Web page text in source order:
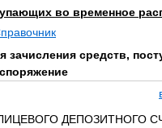
во временное
зачисления средств,
ДЕПОЗИТНОГО